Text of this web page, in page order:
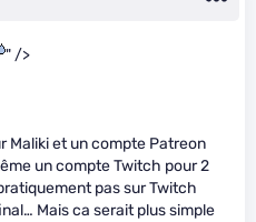
" />
Maliki et un compte Patreon
un compte Twitch pour 2
pas sur Twitch
Mais ca serait plus simple